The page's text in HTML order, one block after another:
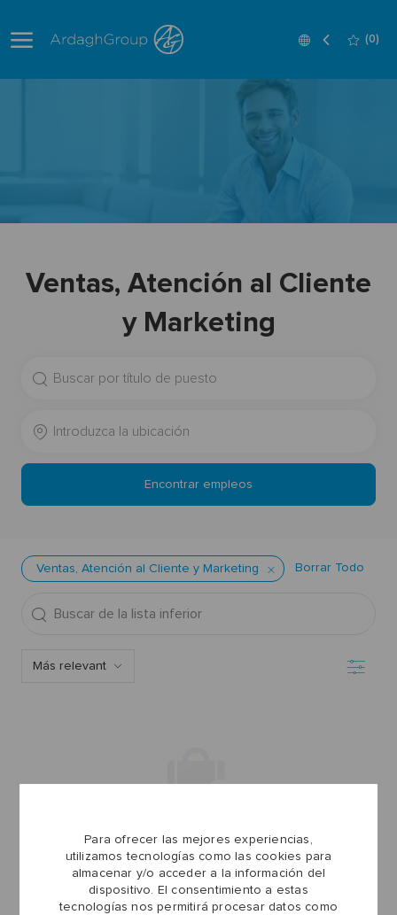
Language
Spanish (0)
Para ofrecer las mejores experiencias,
utilizamos tecnologías como las cookies para
almacenar y/o acceder a la información del
dispositivo. El consentimiento a estas
tecnologías nos permitirá procesar datos como
Ventas, Atención al Cliente
y Marketing
Buscar
del
Introduzca
Encontrar empleos
Ventas, Atención al Cliente y Marketing Borrar Todo
Buscar
Filtro
No hay empleos para sus
criterios de búsqueda.
Por favor, busque de nuevo.